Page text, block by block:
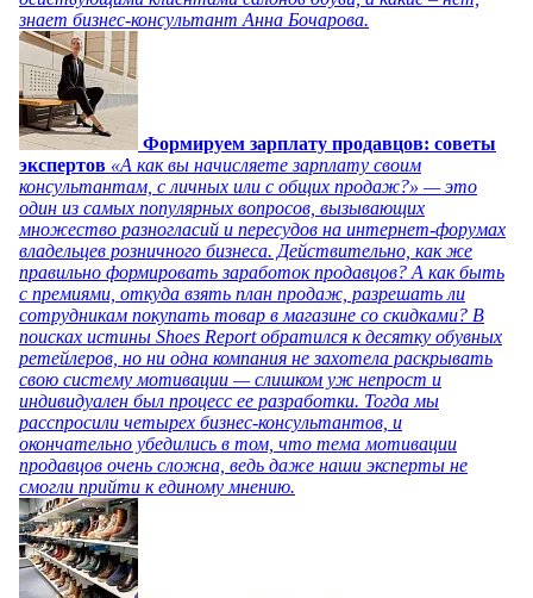
знает бизнес-консультант Анна Бочарова.
Формируем зарплату продавцов: советы
экспертов «А как вы начисляете зарплату своим
консультантам, с личных или с общих продаж?» — это
один из самых популярных вопросов, вызывающих
множество разногласий и пересудов на интернет-форумах
владельцев розничного бизнеса. Действительно, как же
правильно формировать заработок продавцов? А как быть
с премиями, откуда взять план продаж, разрешать ли
сотрудникам покупать товар в магазине со скидками? В
поисках истины Shoes Report обратился к десятку обувных
ретейлеров, но ни одна компания не захотела раскрывать
свою систему мотивации — слишком уж непрост и
индивидуален был процесс ее разработки. Тогда мы
расспросили четырех бизнес-консультантов, и
окончательно убедились в том, что тема мотивации
продавцов очень сложна, ведь даже наши эксперты не
смогли прийти к единому мнению.